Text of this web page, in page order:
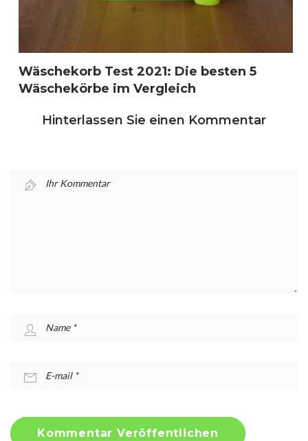
Wäschekorb Test 2021: Die besten 5
Wäschekörbe im Vergleich
Hinterlassen Sie einen Kommentar